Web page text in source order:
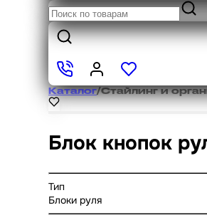
Каталог/Стайлинг и
Блок кнопок
Тип
Блоки руля